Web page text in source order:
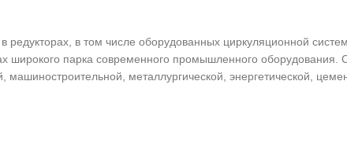
в том числе оборудованных циркуляционной
широкого парка современного промышленного
металлургической, энергетической,